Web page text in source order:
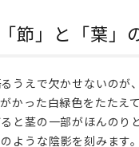
節」と「葉」
うえで欠かせないのが
かった白緑色をたたえ
と茎の一部がほんのり
ような陰影を刻みます